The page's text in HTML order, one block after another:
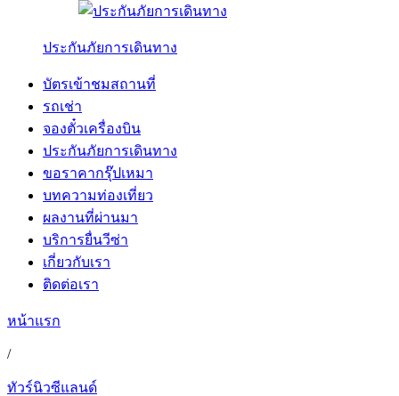
ประกันภัยการเดินทาง
บัตรเข้าชมสถานที่
รถเช่า
จองตั๋วเครื่องบิน
ประกันภัยการเดินทาง
ขอราคากรุ๊ปเหมา
บทความท่องเที่ยว
ผลงานที่ผ่านมา
บริการยื่นวีซ่า
เกี่ยวกับเรา
ติดต่อเรา
หน้าแรก
/
ทัวร์นิวซีแลนด์